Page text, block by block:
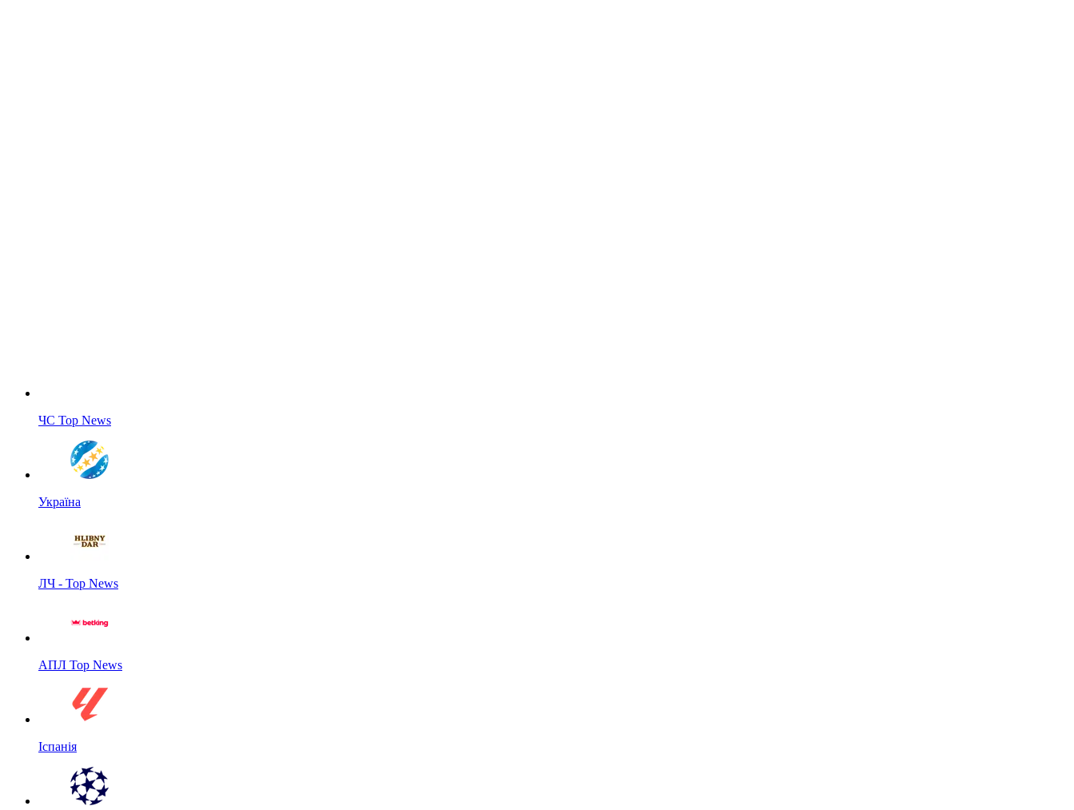
ЧС Top News
Україна
ЛЧ - Top News
АПЛ Top News
Іспанія